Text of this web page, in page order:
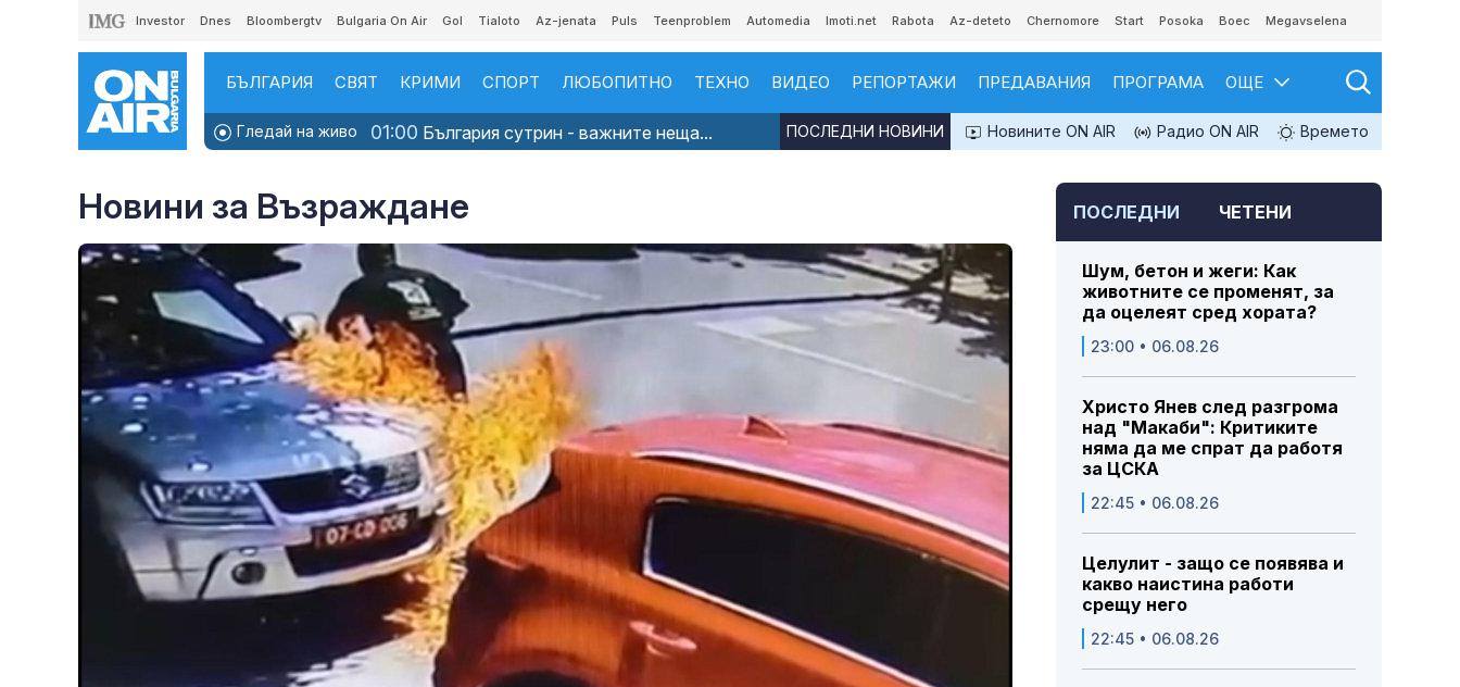
Investor Dnes Bloombergtv Bulgaria On Air Gol Tialoto Az-jenata Puls Teenproblem Automedia Imoti.net Rabota Az-deteto Chernomore Start Posoka Boec Megavselena
БЪЛГАРИЯ СВЯТ КРИМИ СПОРТ ЛЮБОПИТНО ТЕХНО ВИДЕО РЕПОРТАЖИ ПРЕДАВАНИЯ ПРОГРАМА ОЩЕ
Гледай на живо 01:00 България сутрин - важните неща... Новините ON AIR Радио ON AIR Времето
ПОСЛЕДНИ НОВИНИ
Новини за Възраждане ПОСЛЕДНИ ЧЕТЕНИ
Шум, бетон и жеги: Как
животните се променят, за
да оцелеят сред хората?
23:00 • 06.08.26
Христо Янев след разгрома
над "Макаби": Критиките
няма да ме спрат да работя
за ЦСКА
22:45 • 06.08.26
Целулит - защо се появява и
какво наистина работи
срещу него
22:45 • 06.08.26